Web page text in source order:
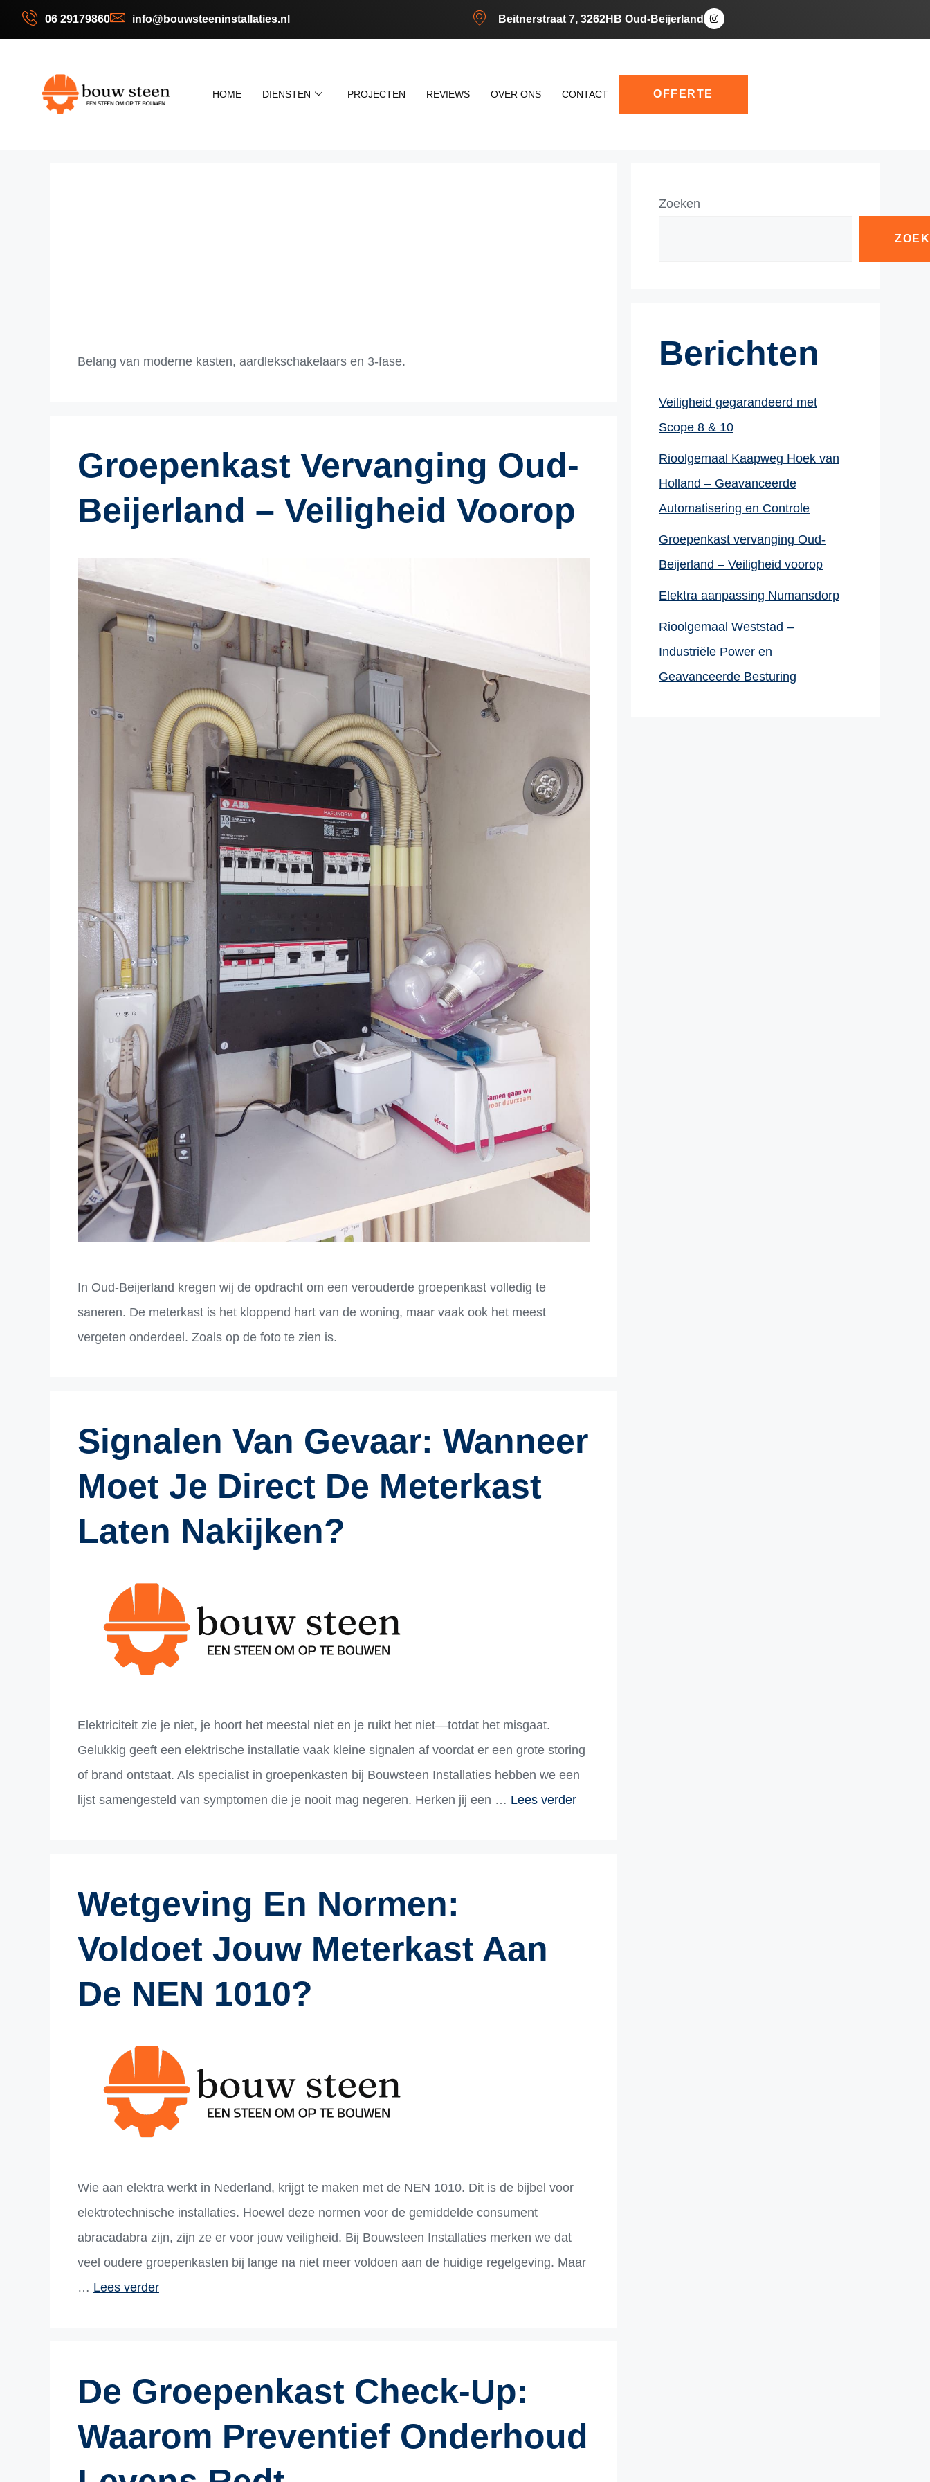
06 29179860 info@bouwsteeninstallaties.nl Beitnerstraat 7, 3262HB Oud-Beijerland
HOME DIENSTEN PROJECTEN REVIEWS OVER ONS CONTACT OFFERTE
Belang van moderne kasten, aardlekschakelaars en 3-fase.
Groepenkast Vervanging Oud-
Beijerland – Veiligheid Voorop
In Oud-Beijerland kregen wij de opdracht om een verouderde groepenkast volledig te
saneren. De meterkast is het kloppend hart van de woning, maar vaak ook het meest
vergeten onderdeel. Zoals op de foto te zien is.
Signalen Van Gevaar: Wanneer
Moet Je Direct De Meterkast
Laten Nakijken?
Elektriciteit zie je niet, je hoort het meestal niet en je ruikt het niet—totdat het misgaat.
Gelukkig geeft een elektrische installatie vaak kleine signalen af voordat er een grote storing
of brand ontstaat. Als specialist in groepenkasten bij Bouwsteen Installaties hebben we een
lijst samengesteld van symptomen die je nooit mag negeren. Herken jij een … Lees verder
Wetgeving En Normen:
Voldoet Jouw Meterkast Aan
De NEN 1010?
Wie aan elektra werkt in Nederland, krijgt te maken met de NEN 1010. Dit is de bijbel voor
elektrotechnische installaties. Hoewel deze normen voor de gemiddelde consument
abracadabra zijn, zijn ze er voor jouw veiligheid. Bij Bouwsteen Installaties merken we dat
veel oudere groepenkasten bij lange na niet meer voldoen aan de huidige regelgeving. Maar
… Lees verder
De Groepenkast Check-Up:
Waarom Preventief Onderhoud
Zoeken
Berichten
Veiligheid gegarandeerd met
Scope 8 & 10
Rioolgemaal Kaapweg Hoek van
Holland – Geavanceerde
Automatisering en Controle
Groepenkast vervanging Oud-
Beijerland – Veiligheid voorop
Elektra aanpassing Numansdorp
Rioolgemaal Weststad –
Industriële Power en
Geavanceerde Besturing